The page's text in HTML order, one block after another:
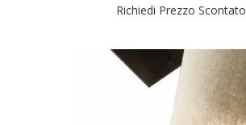
Richiedi Prezzo Scontato